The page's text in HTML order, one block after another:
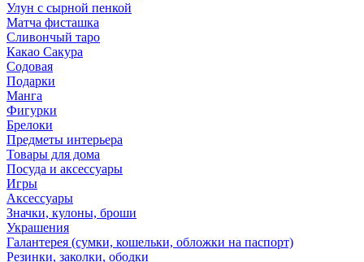
Улун с сырной пенкой
Матча фисташка
Сливончый таро
Какао Сакура
Содовая
Подарки
Манга
Фигурки
Брелоки
Предметы интерьера
Товары для дома
Посуда и аксессуары
Игры
Аксессуары
Значки, кулоны, броши
Украшения
Галантерея (сумки, кошельки, обложки на паспорт)
Резинки, заколки, ободки